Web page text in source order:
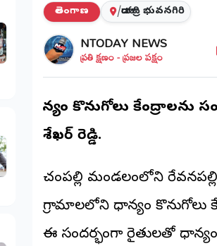
తెలంగాణ /యాదాద్రి భువనగిరి
NTODAY NEWS
ప్రతి క్షణం - ప్రజల పక్షం
ధాన్యం కొనుగోలు కేంద్రాలను
శేఖర్ రెడ్డి.
పోచంపల్లి మండలంలోని
గ్రామాలలోని ధాన్యం కొనుగోలు
ఈ సందర్భంగా రైతులతో